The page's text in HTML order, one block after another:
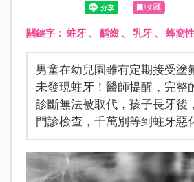
收藏
關鍵字： 蛀牙、 齲齒、 乳牙、 蜂窩
男童在幼兒園雖有定期接受塗
未發現蛀牙！醫師提醒，完整
診斷無法被取代，孩子長牙後
門診檢查，千萬別等到蛀牙惡